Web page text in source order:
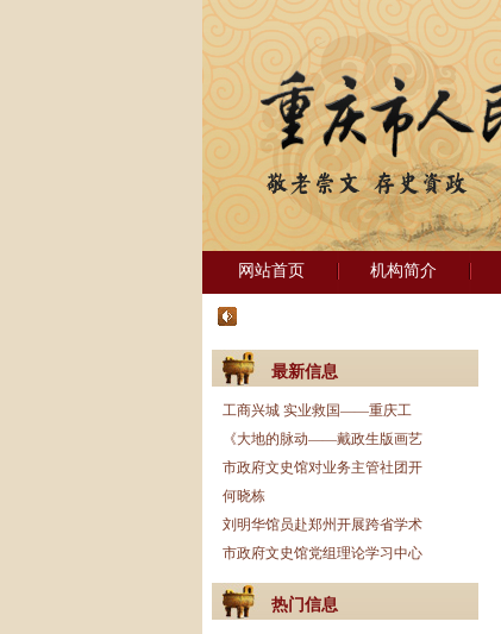
网站首页 机构简介
最新信息
工商兴城 实业救国——重庆工
《大地的脉动——戴政生版画艺
市政府文史馆对业务主管社团开
何晓栋
刘明华馆员赴郑州开展跨省学术
市政府文史馆党组理论学习中心
热门信息